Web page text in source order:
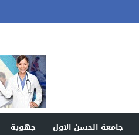
جامعة الحسن الاول جهوية